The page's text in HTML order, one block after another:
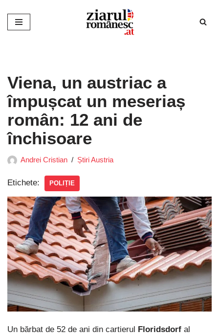
Sari
Viena, un austriac a
împușcat un meseriaș
român: 12 ani de
închisoare
Andrei Cristian Știri Austria
Etichete: POLIȚIE
Un bărbat de 52 de ani din cartierul Floridsdorf al